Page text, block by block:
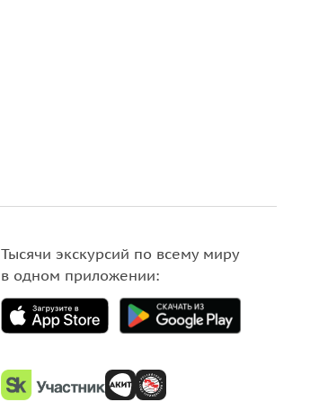
Тысячи экскурсий по всему миру
в одном приложении: